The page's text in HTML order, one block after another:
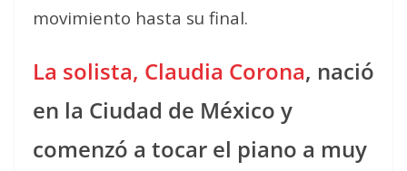
movimiento hasta su final.
La solista, Claudia Corona, nació
en la Ciudad de México y
comenzó a tocar el piano a muy